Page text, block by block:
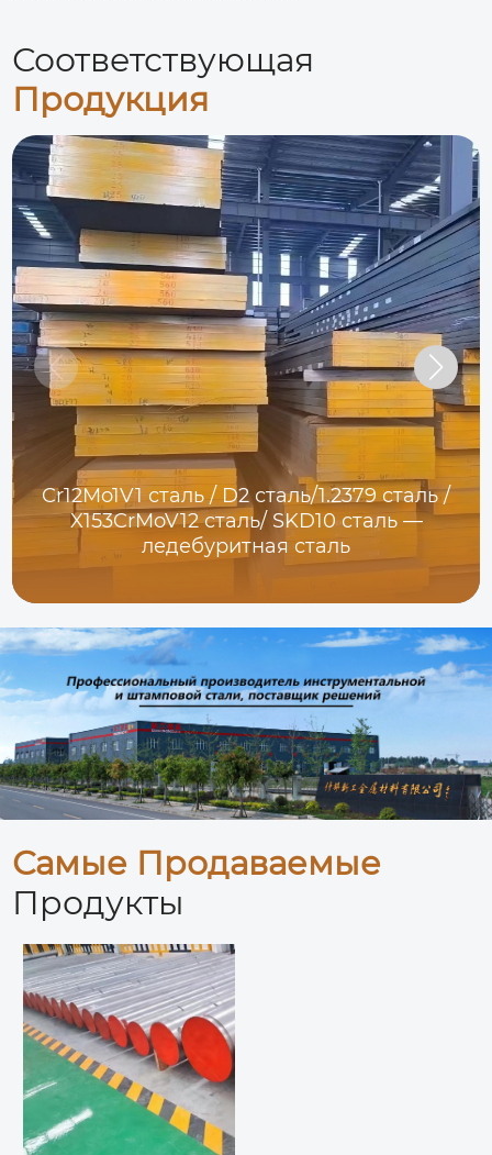
Соответствующая
Продукция
Cr12Mo1V1 сталь / D2 сталь/1.2379 сталь /
X153CrMoV12 сталь/ SKD10 сталь —
ледебуритная сталь
Самые Продаваемые
Продукты